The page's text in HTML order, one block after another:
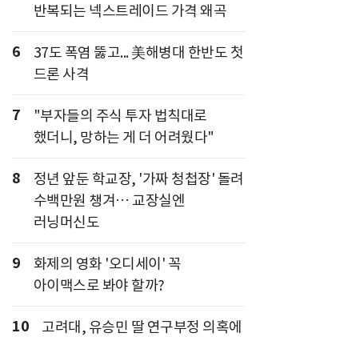
반복되는 넥스트레이드 가격 왜곡
6
37도 폭염 뚫고... 美해병대 한반도 첫
드론 사격
7
"부자들의 주식 투자 법칙대로
했더니, 망하는 게 더 어려웠다"
8
정년 앞둔 학교장, '가짜 청첩장' 돌려
수백만원 챙겨… 교장실엔
러닝머신도
9
화제의 영화 '오디세이' 꼭
아이맥스로 봐야 할까?
10
고려대, 유승민 딸 연구부정 의혹에